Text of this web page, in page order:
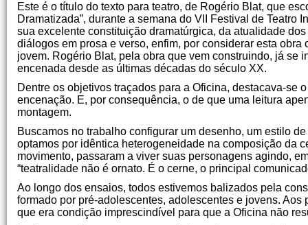
Este é o título do texto para teatro, de Rogério Blat, que
Dramatizada”, durante a semana do VII Festival de
sua excelente constituição dramatúrgica, da atualidade
diálogos em prosa e verso, enfim, por considerar esta
jovem. Rogério Blat, pela obra que vem construindo, já se
encenada desde as últimas décadas do século XX.
Dentre os objetivos traçados para a Oficina, destacava-se
encenação. E, por consequência, o de que uma leitura
montagem.
Buscamos no trabalho configurar um desenho, um estilo
optamos por idêntica heterogeneidade na composição da
movimento, passaram a viver suas personagens agindo,
“teatralidade não é ornato. É o cerne, o principal
Ao longo dos ensaios, todos estivemos balizados pela
formado por pré-adolescentes, adolescentes e jovens.
que era condição imprescindível para que a Oficina não